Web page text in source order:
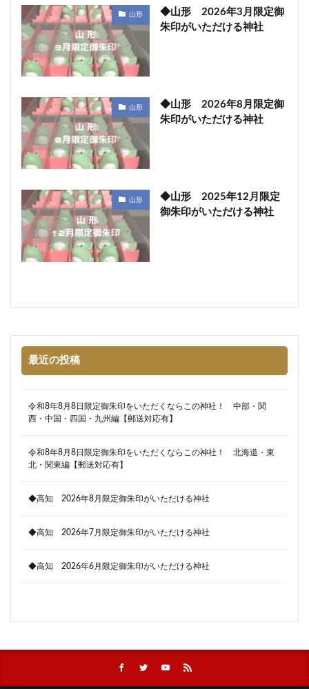
山形
◆山形 2026年3月限定御
朱印がいただける神社
山形
◆山形 2026年8月限定御
朱印がいただける神社
山形
◆山形 2025年12月限定
御朱印がいただける神社
最近の投稿
令和8年8月8日限定御朱印をいただくならこの神社！ 中部・関
西・中国・四国・九州編【郵送対応有】
令和8年8月8日限定御朱印をいただくならこの神社！ 北海道・東
北・関東編【郵送対応有】
◆高知 2026年8月限定御朱印がいただける神社
◆高知 2026年7月限定御朱印がいただける神社
◆高知 2026年6月限定御朱印がいただける神社